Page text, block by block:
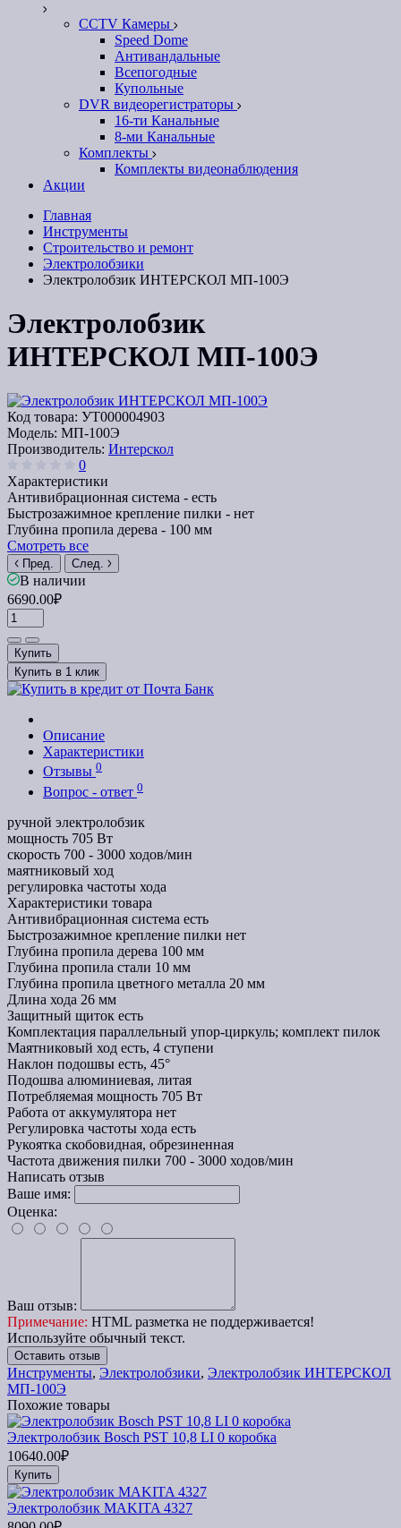
CCTV Камеры
Speed Dome
Антивандальные
Всепогодные
Купольные
DVR видеорегистраторы
16-ти Канальные
8-ми Канальные
Комплекты
Комплекты видеонаблюдения
Акции
Главная
Инструменты
Строительство и ремонт
Электролобзики
Электролобзик ИНТЕРСКОЛ МП-100Э
Электролобзик
ИНТЕРСКОЛ МП-100Э
Код товара: УТ000004903
Модель: МП-100Э
Производитель: Интерскол
0
Характеристики
Антивибрационная система - есть
Быстрозажимное крепление пилки - нет
Глубина пропила дерева - 100 мм
Смотреть все
Пред. След.
В наличии
6690.00₽
Купить
Купить в 1 клик
Описание
Характеристики
Отзывы 0
Вопрос - ответ 0
ручной электролобзик
мощность 705 Вт
скорость 700 - 3000 ходов/мин
маятниковый ход
регулировка частоты хода
Характеристики товара
Антивибрационная система есть
Быстрозажимное крепление пилки нет
Глубина пропила дерева 100 мм
Глубина пропила стали 10 мм
Глубина пропила цветного металла 20 мм
Длина хода 26 мм
Защитный щиток есть
Комплектация параллельный упор-циркуль; комплект пилок
Маятниковый ход есть, 4 ступени
Наклон подошвы есть, 45°
Подошва алюминиевая, литая
Потребляемая мощность 705 Вт
Работа от аккумулятора нет
Регулировка частоты хода есть
Рукоятка скобовидная, обрезиненная
Частота движения пилки 700 - 3000 ходов/мин
Написать отзыв
Ваше имя:
Оценка:
Ваш отзыв:
Примечание: HTML разметка не поддерживается!
Используйте обычный текст.
Оставить отзыв
Инструменты, Электролобзики, Электролобзик ИНТЕРСКОЛ
МП-100Э
Похожие товары
Электролобзик Bosch PST 10,8 LI 0 коробка
10640.00₽
Купить
Электролобзик MAKITA 4327